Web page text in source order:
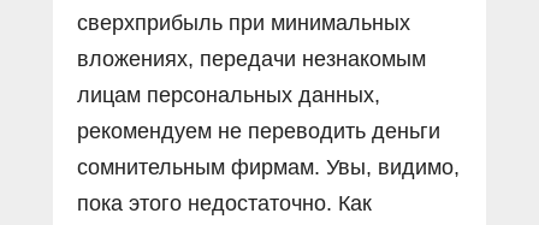
сверхприбыль при минимальных
вложениях, передачи незнакомым
лицам персональных данных,
рекомендуем не переводить деньги
сомнительным фирмам. Увы, видимо,
пока этого недостаточно. Как